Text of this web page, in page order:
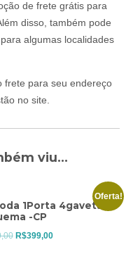
de frete grátis para
disso, também pode
algumas localidades
frete para seu endereço
no site.
viu...
Oferta!
1Porta 4gavetas
-CP
O
R$399,00O